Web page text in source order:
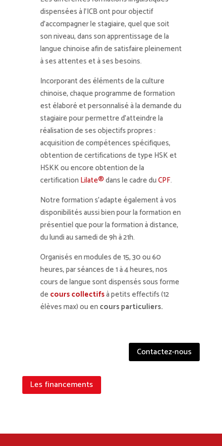
dispensées à l’ICB ont pour objectif
d’accompagner le stagiaire, quel que soit
son niveau, dans son apprentissage de la
langue chinoise afin de satisfaire pleinement
à ses attentes et à ses besoins.
Incorporant des éléments de la culture
chinoise, chaque programme de formation
est élaboré et personnalisé à la demande du
stagiaire pour permettre d’atteindre la
réalisation de ses objectifs propres :
acquisition de compétences spécifiques,
obtention de certifications de type HSK et
HSKK ou encore obtention de la
certification Lilate®dans le cadre duCPF.
Notre formation s’adapte également à vos
disponibilités aussi bien pour la formation en
présentiel que pour la formation à distance,
du lundi au samedi de 9h à 21h.
Organisés en modules de 15, 30 ou 60
heures, par séances de 1 à 4 heures, nos
cours de langue sont dispensés sous forme
de cours collectifsà petits effectifs (12
élèves max) ou en cours particuliers.
Contactez-nous
Les financements